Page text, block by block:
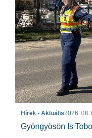
Hírek - Aktuális2026. 08.
Gyöngyösön Is